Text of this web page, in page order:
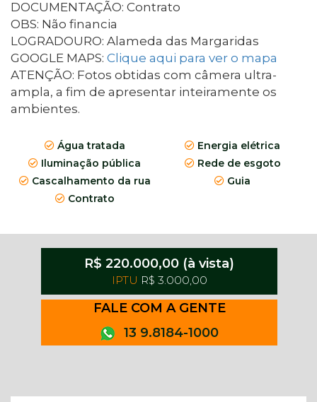
DOCUMENTAÇÃO: Contrato
OBS: Não financia
LOGRADOURO: Alameda das Margaridas
GOOGLE MAPS: Clique aqui para ver o mapa
ATENÇÃO: Fotos obtidas com câmera ultra-
ampla, a fim de apresentar inteiramente os
ambientes. ​​​​​​
Água tratada
Energia elétrica
Iluminação pública
Rede de esgoto
Cascalhamento da rua
Guia
Contrato
R$ 220.000,00 (à vista)
IPTU R$ 3.000,00
FALE COM A GENTE
13 9.8184-1000